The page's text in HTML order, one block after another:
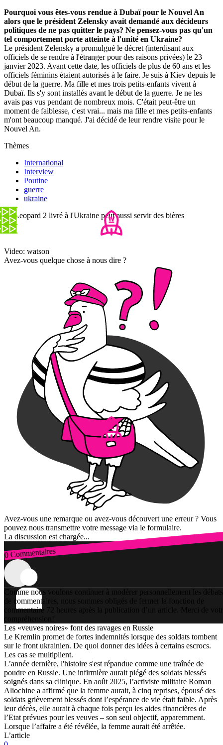
Pourquoi vous êtes-vous rendue à Dubaï pour le Nouvel An
alors que le président Zelensky avait demandé aux décideurs
politiques de ne pas quitter le pays? Ne pensez-vous pas qu'un
tel comportement porte atteinte à l'unité en Ukraine?
Le président Zelensky a promulgué le décret (interdisant aux
officiels de se rendre à l'étranger pour des raisons privées) le 23
janvier 2023. Avant cette date, les officiels de plus de 60 ans et les
officiels féminins étaient autorisés à le faire. Je suis à Kiev depuis le
début de la guerre. Ma fille et mes trois petits-enfants vivent à
Dubaï. Ils s'y sont installés avant le début de la guerre. Je ne les
avais pas vus pendant de nombreux mois. C'était peut-être un
moment de faiblesse, c'est vrai... mais ma fille et mes petits-enfants
m'ont beaucoup manqué. J'ai décidé de leur rendre visite pour le
Nouvel An.
Thèmes
International
Interview
Poutine
guerre
ukraine
Le Leopard 2 livré à l'Ukraine peut aussi servir des bières
Video: watson
Avez-vous quelque chose à nous dire ?
Avez-vous une remarque ou avez-vous découvert une erreur ? Vous
pouvez nous transmettre votre message via le formulaire.
La discussion est chargée...
0 Commentaires
Connexion
Comme nous voulons continuer à modérer personnellement les débats
de commentaires, nous sommes obligés de fermer la fonction de
commentaire 72 heures après la publication d’un article. Merci de
compréhension!
Les «veuves noires» font des ravages en Russie
Le Kremlin promet de fortes indemnités lorsque des soldats tombent
sur le front ukrainien. De quoi donner des idées à certains escrocs.
Les cas se multiplient.
L’année dernière, l'histoire s'est répandue comme une traînée de
poudre en Russie. Une infirmière aurait piégé des soldats blessés
soignés dans sa clinique. En août 2025, l’activiste militaire Roman
Aliochine a affirmé que la femme aurait, à cinq reprises, épousé des
soldats grièvement blessés dont l’espérance de vie était faible. Après
leur décès, elle aurait à chaque fois perçu les aides financières de
l’Etat prévues pour les veuves – son seul objectif, apparemment.
Lorsque l’affaire a été révélée, la femme aurait été arrêtée.
L’article